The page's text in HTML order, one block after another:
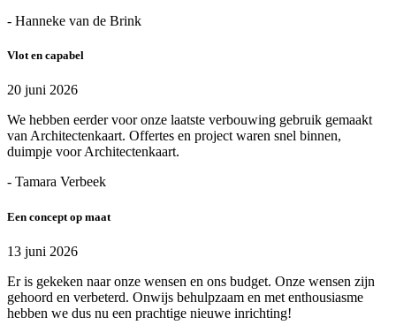
- Hanneke van de Brink
Vlot en capabel
20 juni 2026
We hebben eerder voor onze laatste verbouwing gebruik gemaakt
van Architectenkaart. Offertes en project waren snel binnen,
duimpje voor Architectenkaart.
- Tamara Verbeek
Een concept op maat
13 juni 2026
Er is gekeken naar onze wensen en ons budget. Onze wensen zijn
gehoord en verbeterd. Onwijs behulpzaam en met enthousiasme
hebben we dus nu een prachtige nieuwe inrichting!